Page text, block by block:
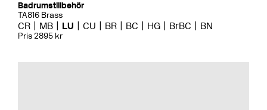
Badrumstillbehör
TA816 Brass
CR MB LU CU BR BC HG BrBC BN
Pris 2895 kr